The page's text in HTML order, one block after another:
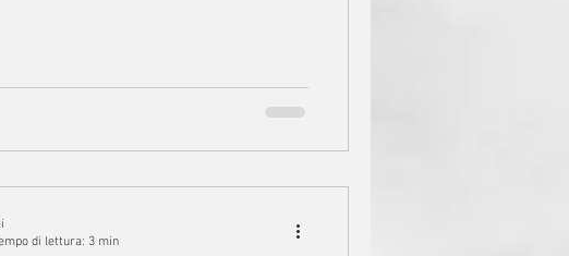
di lettura: 3 min